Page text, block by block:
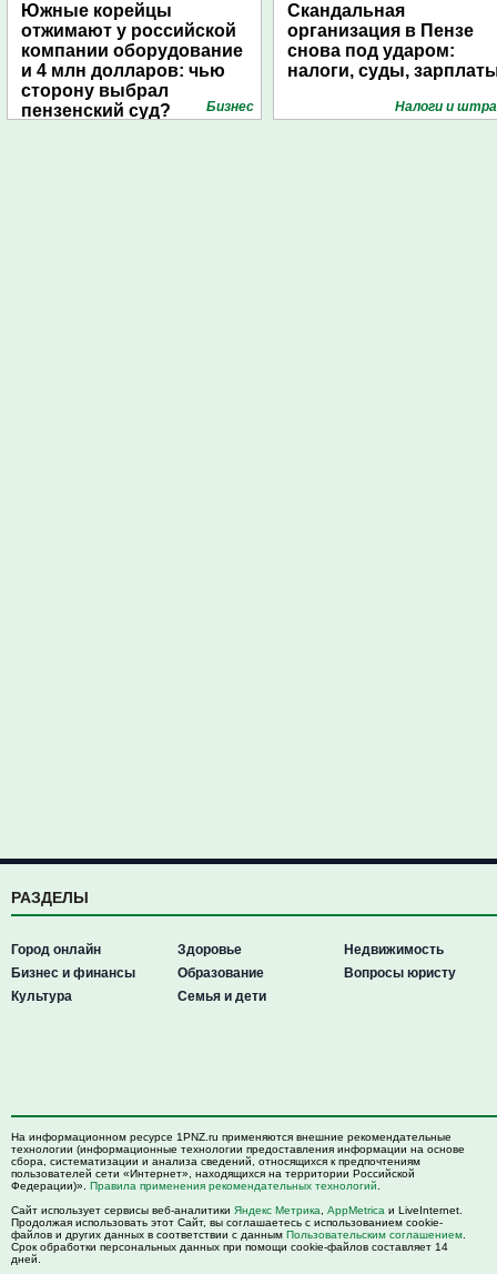
Южные корейцы
отжимают у российской
компании оборудование
и 4 млн долларов: чью
сторону выбрал
пензенский суд?
Бизнес
Скандальная
организация в Пензе
снова под ударом:
налоги, суды,
Налоги и
РАЗДЕЛЫ
Город онлайн
Бизнес и финансы
Культура
Здоровье
Образование
Семья и дети
Недвижимость
Вопросы юристу
На информационном ресурсе 1PNZ.ru применяются внешние рекомендательные
технологии (информационные технологии предоставления информации на основе
сбора, систематизации и анализа сведений, относящихся к предпочтениям
пользователей сети «Интернет», находящихся на территории Российской
Федерации)». Правила применения рекомендательных технологий
Сайт использует сервисы веб-аналитики Яндекс Метрика AppMetrica и LiveInternet.
Продолжая использовать этот Сайт, вы соглашаетесь с использованием cookie-
файлов и других данных в соответствии с данным Пользовательским соглашением
Срок обработки персональных данных при помощи cookie-файлов составляет 14
дней.